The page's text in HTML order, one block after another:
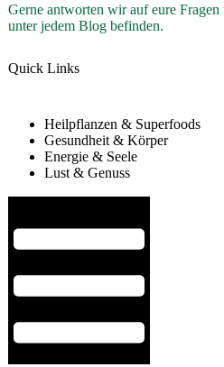
Gerne antworten wir auf eure
unter jedem Blog befinden.
Quick Links
Heilpflanzen & Superfoods
Gesundheit & Körper
Energie & Seele
Lust & Genuss